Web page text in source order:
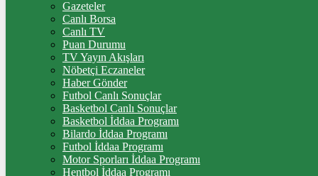
% 0.38
GRAM ALTIN
%2,59
ÇEYREK ALTIN
10.909,00%2,60
TAM ALTIN
43.450,00%2,59
Gazeteler
Canlı Borsa
Canlı TV
Puan Durumu
TV Yayın Akışları
Nöbetçi Eczaneler
Haber Gönder
Futbol Canlı Sonuçlar
Basketbol Canlı Sonuçlar
Basketbol İddaa Programı
Bilardo İddaa Programı
Futbol İddaa Programı
Motor Sporları İddaa Programı
Hentbol İddaa Programı